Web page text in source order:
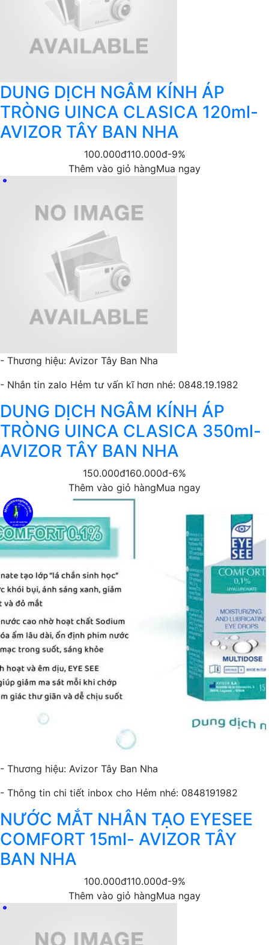
DUNG DỊCH NGÂM KÍNH ÁP
TRÒNG UINCA CLASICA 120ml-
AVIZOR TÂY BAN NHA
100.000đ110.000đ-9%
Thêm vào giỏ hàngMua ngay
- Thương hiệu: Avizor Tây Ban Nha
- Nhắn tin zalo Hẻm tư vấn kĩ hơn nhé: 0848.19.1982
DUNG DỊCH NGÂM KÍNH ÁP
TRÒNG UINCA CLASICA 350ml-
AVIZOR TÂY BAN NHA
150.000đ160.000đ-6%
Thêm vào giỏ hàngMua ngay
- Thương hiệu: Avizor Tây Ban Nha
- Thông tin chi tiết inbox cho Hẻm nhé: 0848191982
NƯỚC MẮT NHÂN TẠO EYESEE
COMFORT 15ml- AVIZOR TÂY
BAN NHA
100.000đ110.000đ-9%
Thêm vào giỏ hàngMua ngay